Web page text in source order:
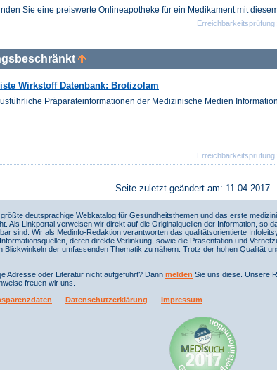
Sie eine preiswerte Onlineapotheke für ein Medikament mit
Wirkstoff Datenbank: Brotizolam
Präparateinformationen der Medizinische Medien
Seite zuletzt geändert am: 11.04.2017
deutsprachige Webkatalog für Gesundheitsthemen und das erste
Als Linkportal verweisen wir direkt auf die Originalquellen der Information, so
sind. Wir als Medinfo-Redaktion verantworten das qualitätsorientierte
deren direkte Verlinkung, sowie die Präsentation und
Blickwinkeln der umfassenden Thematik zu nähern. Trotz der hohen Qualität
Adresse oder Literatur nicht aufgeführt? Dann melden Sie uns diese. Unsere
freuen wir uns.
- Datenschutzerklärung - Impressum